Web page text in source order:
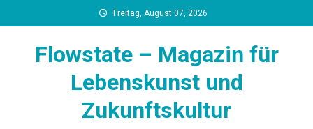
to
Freitag, August 07, 2026
Flowstate – Magazin für
Lebenskunst und
Zukunftskultur